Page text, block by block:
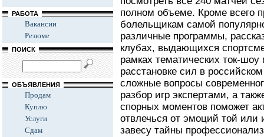
РАБОТА
Вакансии
Резюме
ПОИСК
ОБЪЯВЛЕНИЯ
Продам
Куплю
Услуги
Сдам
полном объеме. Кроме всего
болельщикам самой
различные программы,
клубах, выдающихся
рамках тематических ток-
расстановке сил в
сложные вопросы
разбор игр экспертами, а
спорных моментов поможет
отвлечься от эмоций той или
завесу тайны